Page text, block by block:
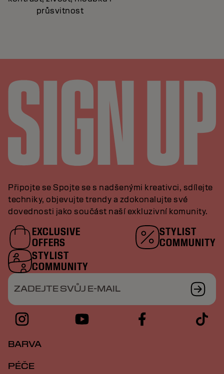
průsvitnost
Připojte se Spojte se s nadšenými kreativci, sdílejte
techniky, objevujte trendy a zdokonalujte své
dovednosti jako součást naší exkluzivní komunity.
EXCLUSIVE
OFFERS
STYLIST
COMMUNITY
STYLIST
COMMUNITY
ZADEJTE SVŮJ E-MAIL
BARVA
PÉČE